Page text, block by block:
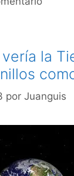
la
por Juanguis